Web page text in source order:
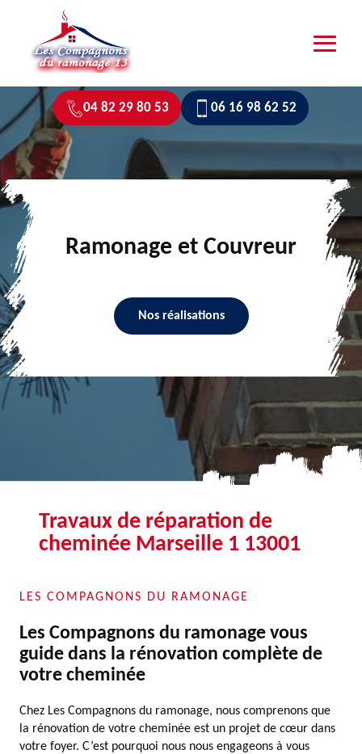
04 82 29 80 53 06 16 98 62 52
Ramonage et Couvreur
Nos réalisations
Travaux de réparation de
cheminée Marseille 1 13001
LES COMPAGNONS DU RAMONAGE
Les Compagnons du ramonage vous
guide dans la rénovation complète de
votre cheminée
Chez Les Compagnons du ramonage, nous comprenons que
la rénovation de votre cheminée est un projet de cœur dans
votre foyer. C’est pourquoi nous nous engageons à vous